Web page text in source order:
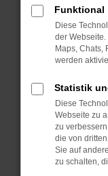
können das
verhindern.
anderen
Fenster?
Das kann
Probleme
STELLE
DEIN
STAND
Veraltete
Funktional
Diese
der
Maps, Chats,
werden
Statistik
Diese
Webseite zu
zu
die von
Sie auf
zu schalten,